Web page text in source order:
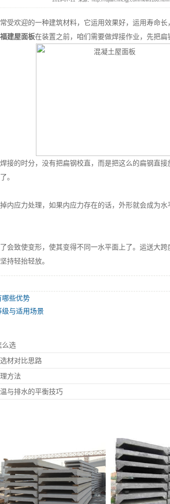
受欢迎的一种建筑材料，它运用效果好，运用寿命
福建屋面板在装置之前，咱们需要做焊接作业，先把扁
接的时分，没有把扁钢校直，而是把这么的扁钢直
。
内应力处理，如果内应力存在的话，外形就会成为
会致使变形，使其变得不同一水平面上了。运送大跨
持轻抬轻放。
哪些优势
与适用场景
么选
材对比思路
方法
与排水的平衡技巧